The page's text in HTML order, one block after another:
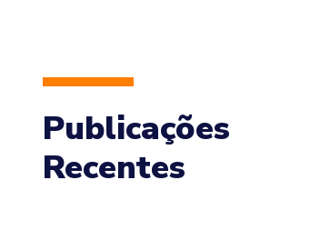
Publicações
Recentes